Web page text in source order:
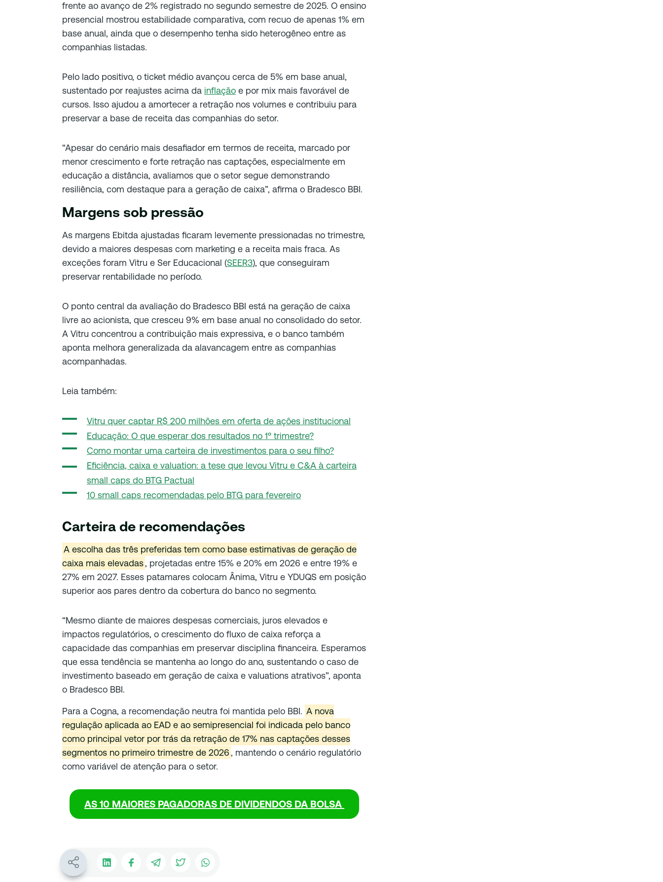
frente ao avanço de 2% registrado no segundo semestre de 2025. O ensino
presencial mostrou estabilidade comparativa, com recuo de apenas 1% em
base anual, ainda que o desempenho tenha sido heterogêneo entre as
companhias listadas.
Pelo lado positivo, o ticket médio avançou cerca de 5% em base anual,
sustentado por reajustes acima da inflação e por mix mais favorável de
cursos. Isso ajudou a amortecer a retração nos volumes e contribuiu para
preservar a base de receita das companhias do setor.
“Apesar do cenário mais desafiador em termos de receita, marcado por
menor crescimento e forte retração nas captações, especialmente em
educação a distância, avaliamos que o setor segue demonstrando
resiliência, com destaque para a geração de caixa”, afirma o Bradesco BBI.
Margens sob pressão
As margens Ebitda ajustadas ficaram levemente pressionadas no trimestre,
devido a maiores despesas com marketing e a receita mais fraca. As
exceções foram Vitru e Ser Educacional (SEER3), que conseguiram
preservar rentabilidade no período.
O ponto central da avaliação do Bradesco BBI está na geração de caixa
livre ao acionista, que cresceu 9% em base anual no consolidado do setor.
A Vitru concentrou a contribuição mais expressiva, e o banco também
aponta melhora generalizada da alavancagem entre as companhias
acompanhadas.
Leia também:
Vitru quer captar R$ 200 milhões em oferta de ações institucional
Educação: O que esperar dos resultados no 1º trimestre?
Como montar uma carteira de investimentos para o seu filho?
Eficiência, caixa e valuation: a tese que levou Vitru e C&A à carteira
small caps do BTG Pactual
10 small caps recomendadas pelo BTG para fevereiro
Carteira de recomendações
A escolha das três preferidas tem como base estimativas de geração de
caixa mais elevadas, projetadas entre 15% e 20% em 2026 e entre 19% e
27% em 2027. Esses patamares colocam Ânima, Vitru e YDUQS em posição
superior aos pares dentro da cobertura do banco no segmento.
“Mesmo diante de maiores despesas comerciais, juros elevados e
impactos regulatórios, o crescimento do fluxo de caixa reforça a
capacidade das companhias em preservar disciplina financeira. Esperamos
que essa tendência se mantenha ao longo do ano, sustentando o caso de
investimento baseado em geração de caixa e valuations atrativos”, aponta
o Bradesco BBI.
Para a Cogna, a recomendação neutra foi mantida pelo BBI. A nova
regulação aplicada ao EAD e ao semipresencial foi indicada pelo banco
como principal vetor por trás da retração de 17% nas captações desses
segmentos no primeiro trimestre de 2026 , mantendo o cenário regulatório
como variável de atenção para o setor.
AS 10 MAIORES PAGADORAS DE DIVIDENDOS DA BOLSA